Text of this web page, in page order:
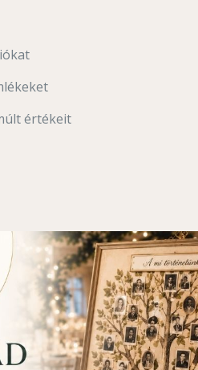
értékeit